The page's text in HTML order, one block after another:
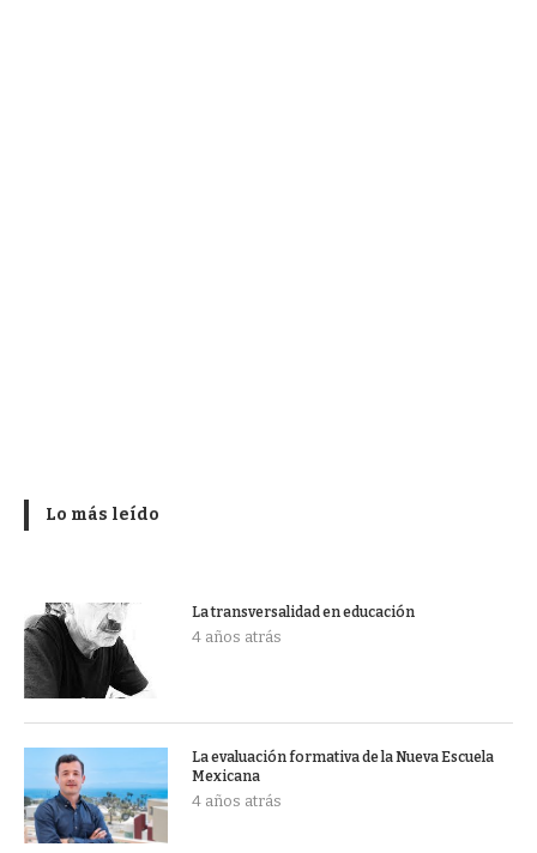
Lo más leído
La transversalidad en educación
4 años atrás
La evaluación formativa de la Nueva Escuela
Mexicana
4 años atrás